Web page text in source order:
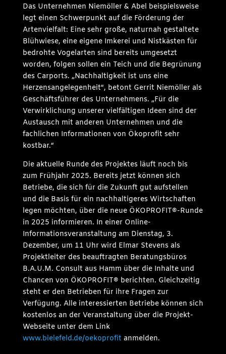
Das Unternehmen Niemöller & Abel beispielsweise
legt einen Schwerpunkt auf die Förderung der
Artenvielfalt: Eine sehr große, naturnah gestaltete
Blühwiese, eine eigene Imkerei und Nistkästen für
bedrohte Vogelarten sind bereits umgesetzt
worden, folgen sollen ein Teich und die Begrünung
des Carports. „Nachhaltigkeit ist uns eine
Herzensangelegenheit“, betont Gerrit Niemöller als
Geschäftsführer des Unternehmens. „Für die
Verwirklichung unserer vielfältigen Ideen sind der
Austausch mit anderen Unternehmen und die
fachlichen Informationen von Ökoprofit sehr
kostbar.“
Die aktuelle Runde des Projektes läuft noch bis
zum Frühjahr 2025. Bereits jetzt können sich
Betriebe, die sich für die Zukunft gut aufstellen
und die Basis für ein nachhaltigeres Wirtschaften
legen möchten, über die neue ÖKOPROFIT®-Runde
in 2025 informieren. In einer Online-
Informationsveranstaltung am Dienstag, 3.
Dezember, um 11 Uhr wird Elmar Stevens als
Projektleiter des beauftragten Beratungsbüros
B.A.U.M. Consult aus Hamm über die Inhalte und
Chancen von ÖKOPROFIT® berichten. Gleichzeitig
steht er den Betrieben für ihre Fragen zur
Verfügung. Alle interessierten Betriebe können sich
kostenlos an der Veranstaltung über die Projekt-
Webseite unter dem Link
www.bielefeld.de/oekoprofit anmelden.